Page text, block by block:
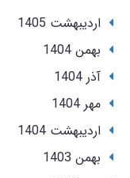
ارديبهشت 1405
بهمن 1404
آذر 1404
مهر 1404
ارديبهشت 1404
بهمن 1403